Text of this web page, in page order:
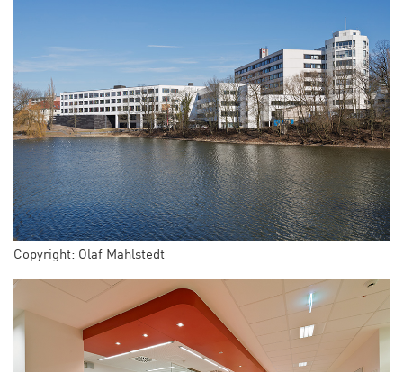
Copyright: Olaf Mahlstedt